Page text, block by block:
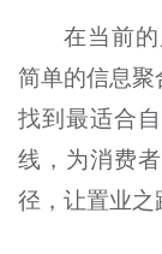
在当前
简单的信息聚
找到最适合
线，为消费
径，让置业之